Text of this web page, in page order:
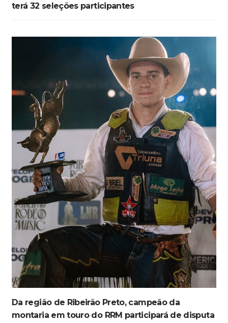
terá 32 seleções participantes
Da região de Ribeirão Preto, campeão da
montaria em touro do RRM participará de disputa